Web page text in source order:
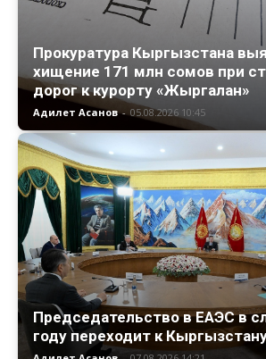
Прокуратура Кыргызстана
хищение 171 млн сомов при
дорог к курорту «Жыргалан»
Адилет Асанов - 05.08.2026 10:45
Председательство в ЕАЭС в
году переходит к